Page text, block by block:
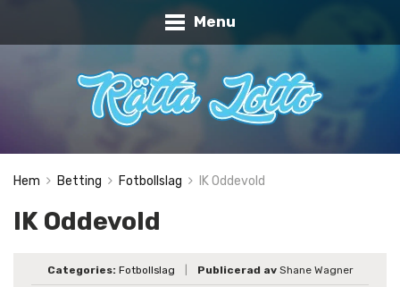
Menu
Hem Betting Fotbollslag IK Oddevold
IK Oddevold
Categories: Fotbollslag Publicerad avShane Wagner